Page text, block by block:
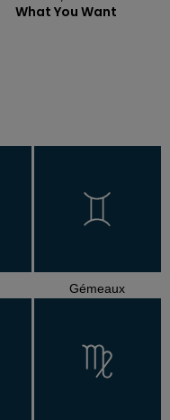
What You Want
Gémeaux